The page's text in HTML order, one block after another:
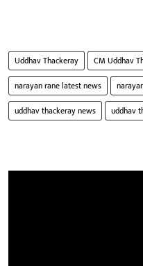
Uddhav Thackeray CM Uddhav
narayan rane latest news
uddhav thackeray news
uddhav